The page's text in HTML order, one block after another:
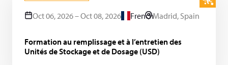
Oct 06, 2026 – Oct 08, 2026 FrenchMadrid, Spain
Formation au remplissage et à l’entretien des
Unités de Stockage et de Dosage (USD)